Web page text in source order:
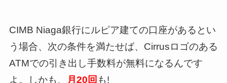
CIMB Niaga銀行にルピア建ての口座があるとい
う場合、次の条件を満たせば、Cirrusロゴのある
ATMでの引き出し手数料が無料になるんです
よ。しかも、
月20回 も!